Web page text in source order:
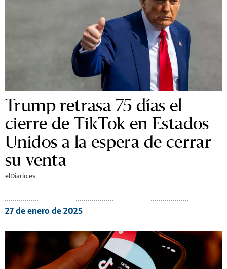
Trump retrasa 75 días el
cierre de TikTok en Estados
Unidos a la espera de cerrar
su venta
elDiario.es
27 de enero de 2025